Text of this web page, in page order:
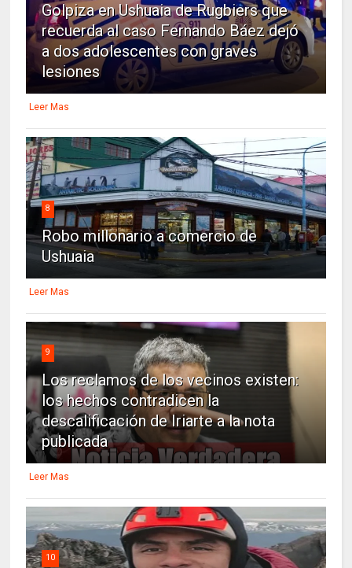
Golpiza en Ushuaia de Rugbiers que
recuerda al caso Fernando Báez dejó
a dos adolescentes con graves
lesiones
Leer Mas
8
Robo millonario a comercio de
Ushuaia
Leer Mas
9
Los reclamos de los vecinos existen:
los hechos contradicen la
descalificación de Iriarte a la nota
publicada
Leer Mas
10